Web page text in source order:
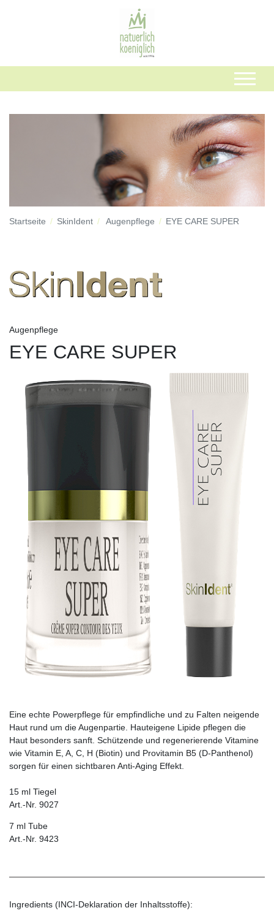
Startseite SkinIdent Augenpflege EYE CARE SUPER
Augenpflege
EYE CARE SUPER
Eine echte Powerpflege für empfindliche und zu Falten neigende
Haut rund um die Augenpartie. Hauteigene Lipide pflegen die
Haut besonders sanft. Schützende und regenerierende Vitamine
wie Vitamin E, A, C, H (Biotin) und Provitamin B5 (D-Panthenol)
sorgen für einen sichtbaren Anti-Aging Effekt.
15 ml Tiegel
Art.-Nr. 9027
7 ml Tube
Art.-Nr. 9423
Ingredients (INCI-Deklaration der Inhaltsstoffe):